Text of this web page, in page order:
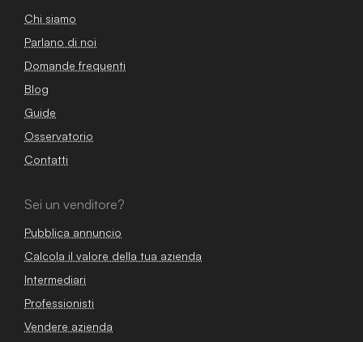
Chi siamo
Parlano di noi
Domande frequenti
Blog
Guide
Osservatorio
Contatti
Sei un venditore?
Pubblica annuncio
Calcola il valore della tua azienda
Intermediari
Professionisti
Vendere azienda